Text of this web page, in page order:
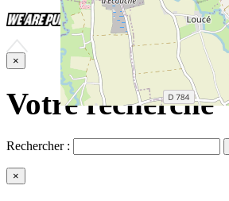
×
Votre recherche
Rechercher :
×